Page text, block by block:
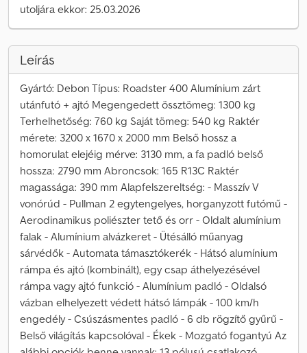
utoljára ekkor: 25.03.2026
Leírás
Gyártó: Debon Típus: Roadster 400 Alumínium zárt
utánfutó + ajtó Megengedett össztömeg: 1300 kg
Terhelhetőség: 760 kg Saját tömeg: 540 kg Raktér
mérete: 3200 x 1670 x 2000 mm Belső hossz a
homorulat elejéig mérve: 3130 mm, a fa padló belső
hossza: 2790 mm Abroncsok: 165 R13C Raktér
magassága: 390 mm Alapfelszereltség: - Masszív V
vonórúd - Pullman 2 egytengelyes, horganyzott futómű -
Aerodinamikus poliészter tető és orr - Oldalt alumínium
falak - Alumínium alvázkeret - Ütésálló műanyag
sárvédők - Automata támasztókerék - Hátsó alumínium
rámpa és ajtó (kombinált), egy csap áthelyezésével
rámpa vagy ajtó funkció - Alumínium padló - Oldalsó
vázban elhelyezett védett hátsó lámpák - 100 km/h
engedély - Csúszásmentes padló - 6 db rögzítő gyűrű -
Belső világítás kapcsolóval - Ékek - Mozgató fogantyú Az